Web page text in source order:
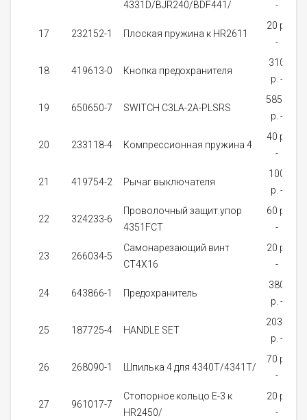
4331D/BJR240/BDF441/
-
17 232152-1 Плоская пружина к HR2611
20 p.
-
18 419613-0 Кнопка предохранителя
310
p. -
19 650650-7 SWITCH C3LA-2A-PLSRS
5850
p. -
20 233118-4 Компрессионная пружина 4
40 p.
-
21 419754-2 Рычаг выключателя
100
p. -
22 324233-6
Проволочный защит.упор
4351FCT
60 p.
-
23 266034-5
Самонарезающий винт
CT4X16
20 p.
-
24 643866-1 Предохранитель
380
p. -
25 187725-4 HANDLE SET
2030
p. -
26 268090-1 Шпилька 4 для 4340T/4341T/
70 p.
-
27 961017-7
Стопорное кольцо E-3 к
HR2450/
20 p.
-